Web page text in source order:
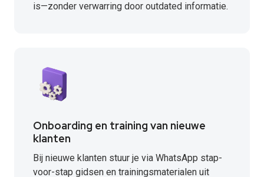
is—zonder verwarring door outdated informatie.
Onboarding en training van nieuwe
klanten
Bij nieuwe klanten stuur je via WhatsApp stap-
voor-stap gidsen en trainingsmaterialen uit